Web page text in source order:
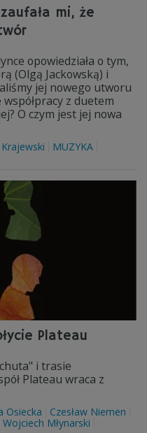
mi, że
opowiedziała o tym,
(Olgą Jackowską) i
jej nowego utworu
z duetem
O czym jest jej nowa
MUZYKA
Plateau
i trasie
Plateau wraca z
Osiecka
Czesław Niemen
Wojciech Młynarski